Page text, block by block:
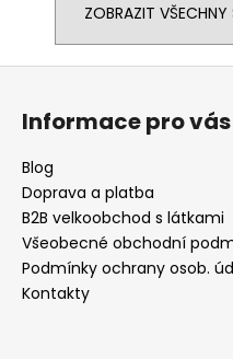
ZOBRAZIT
Z
Informace pro vás
Blog
Doprava a platba
B2B velkoobchod s látkami
Všeobecné obchodní
Podmínky ochrany osob.
Kontakty